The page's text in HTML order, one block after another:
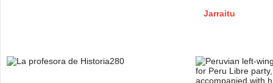
Jarraitu